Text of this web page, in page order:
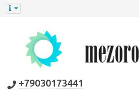
+79030173441